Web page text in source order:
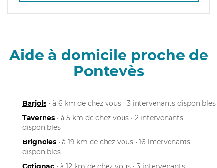
Aide à domicile proche de
Pontevès
Barjols • à 6 km de chez vous • 3 intervenants disponibles
Tavernes • à 5 km de chez vous • 2 intervenants
disponibles
Brignoles • à 19 km de chez vous • 16 intervenants
disponibles
Cotignac • à 12 km de chez vous • 3 intervenants